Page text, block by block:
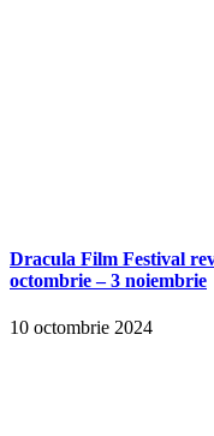
Dracula Film Festival
octombrie – 3 noiembrie
10 octombrie 2024